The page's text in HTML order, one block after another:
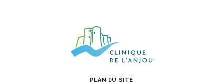
PLAN DU SITE